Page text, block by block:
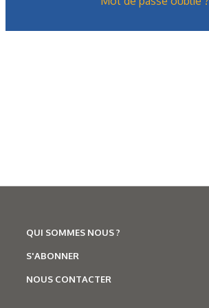
QUI SOMMES NOUS ?
S'ABONNER
NOUS CONTACTER